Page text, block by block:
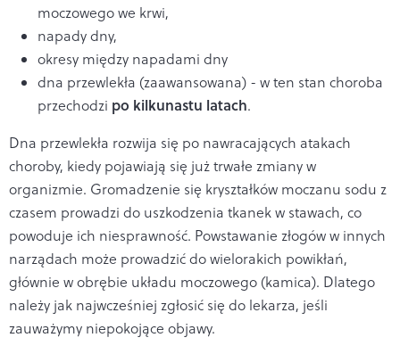
moczowego we krwi,
napady dny,
okresy między napadami dny
dna przewlekła (zaawansowana) - w ten stan choroba
przechodzi po kilkunastu latach.
Dna przewlekła rozwija się po nawracających atakach
choroby, kiedy pojawiają się już trwałe zmiany w
organizmie. Gromadzenie się kryształków moczanu sodu z
czasem prowadzi do uszkodzenia tkanek w stawach, co
powoduje ich niesprawność. Powstawanie złogów w innych
narządach może prowadzić do wielorakich powikłań,
głównie w obrębie układu moczowego (kamica). Dlatego
należy jak najwcześniej zgłosić się do lekarza, jeśli
zauważymy niepokojące objawy.